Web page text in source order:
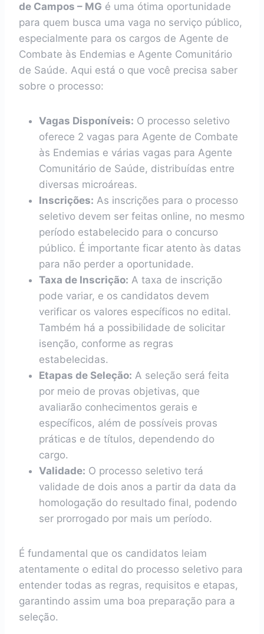
de Campos – MG é uma ótima oportunidade
para quem busca uma vaga no serviço público,
especialmente para os cargos de Agente de
Combate às Endemias e Agente Comunitário
de Saúde. Aqui está o que você precisa saber
sobre o processo:
Vagas Disponíveis: O processo seletivo
oferece 2 vagas para Agente de Combate
às Endemias e várias vagas para Agente
Comunitário de Saúde, distribuídas entre
diversas microáreas.
Inscrições: As inscrições para o processo
seletivo devem ser feitas online, no mesmo
período estabelecido para o concurso
público. É importante ficar atento às datas
para não perder a oportunidade.
Taxa de Inscrição: A taxa de inscrição
pode variar, e os candidatos devem
verificar os valores específicos no edital.
Também há a possibilidade de solicitar
isenção, conforme as regras
estabelecidas.
Etapas de Seleção: A seleção será feita
por meio de provas objetivas, que
avaliarão conhecimentos gerais e
específicos, além de possíveis provas
práticas e de títulos, dependendo do
cargo.
Validade: O processo seletivo terá
validade de dois anos a partir da data da
homologação do resultado final, podendo
ser prorrogado por mais um período.
É fundamental que os candidatos leiam
atentamente o edital do processo seletivo para
entender todas as regras, requisitos e etapas,
garantindo assim uma boa preparação para a
seleção.